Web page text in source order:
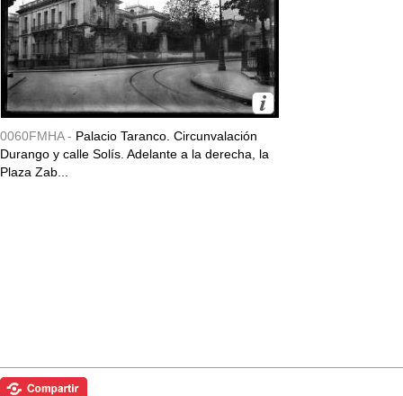
0060FMHA - Palacio Taranco. Circunvalación
Durango y calle Solís. Adelante a la derecha, la
Plaza Zab...